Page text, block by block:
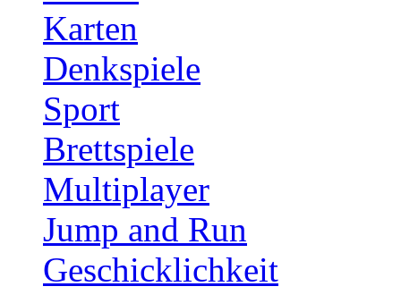
Karten
Denkspiele
Sport
Brettspiele
Multiplayer
Jump and Run
Geschicklichkeit